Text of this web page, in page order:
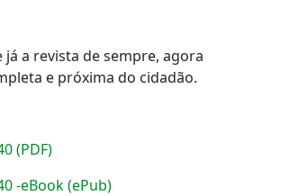
já a revista de sempre, agora
e próxima do cidadão.
(PDF)
-eBook (ePub)